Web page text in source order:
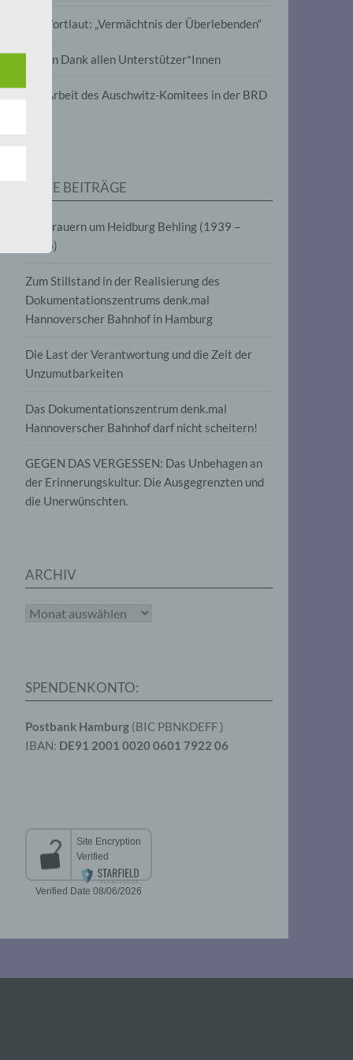
Im Wortlaut: „Vermächtnis der Überlebenden“
Vielen Dank allen Unterstützer*Innen
Zur Arbeit des Auschwitz-Komitees in der BRD
NEUE BEITRÄGE
Wir trauern um Heidburg Behling (1939 –
2026)
Zum Stillstand in der Realisierung des
Dokumentationszentrums denk.mal
Hannoverscher Bahnhof in Hamburg
Die Last der Verantwortung und die Zeit der
Unzumutbarkeiten
Das Dokumentationszentrum denk.mal
Hannoverscher Bahnhof darf nicht scheitern!
GEGEN DAS VERGESSEN: Das Unbehagen an
der Erinnerungskultur. Die Ausgegrenzten und
die Unerwünschten.
ARCHIV
Archiv
SPENDENKONTO:
Postbank Hamburg (BIC PBNKDEFF )
IBAN: DE91 2001 0020 0601 7922 06